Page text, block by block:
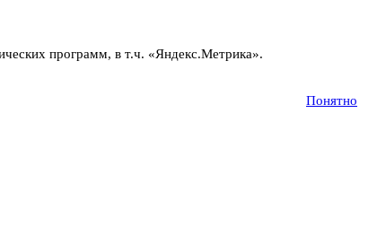
программ, в т.ч. «Яндекс.Метрика».
Понятно